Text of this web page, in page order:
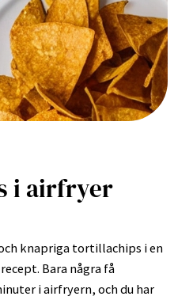
i airfryer
knapriga tortillachips i en
recept. Bara några få
i airfryern, och du har